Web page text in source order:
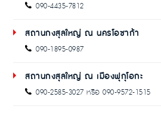
090-4435-7812
สถานกงสุลใหญ่ ณ นครโอซาก้า
090-1895-0987
สถานกงสุลใหญ่ ณ เมืองฟุกุโอกะ
090-2585-3027 หรือ 090-9572-1515